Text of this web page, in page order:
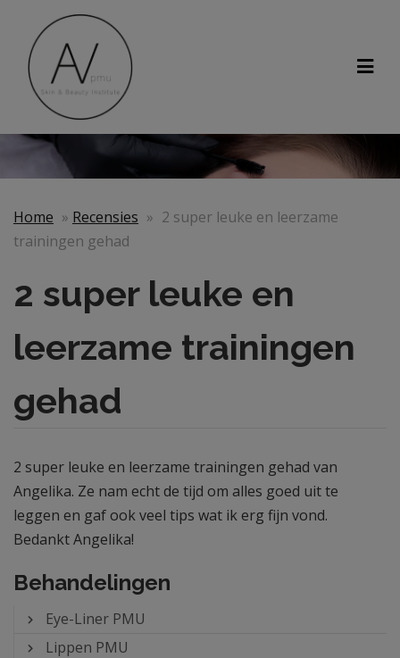
Home » Recensies » 2 super leuke en leerzame
trainingen gehad
2 super leuke en
leerzame trainingen
gehad
2 super leuke en leerzame trainingen gehad van
Angelika. Ze nam echt de tijd om alles goed uit te
leggen en gaf ook veel tips wat ik erg fijn vond.
Bedankt Angelika!
Behandelingen
Eye-Liner PMU
Lippen PMU